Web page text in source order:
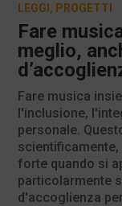
Fare
meglio,
LEGGI , PROGETTI
Fare musica
l'inclusione,
personale.
scientificamente,
forte quando si
particolarmente
d'accoglienza